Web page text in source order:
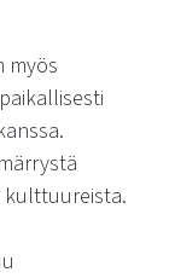
myös
kulttuureista.